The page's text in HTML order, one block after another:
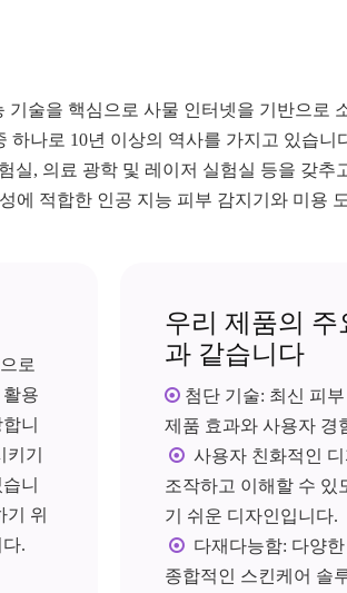
기술을 핵심으로 사물 인터넷을 기반으
하나로 10년 이상의 역사를 가지고 있습
실, 의료 광학 및 레이저 실험실 등을 갖
에 적합한 인공 지능 피부 감지기와 미용
로
용
니
기
니
기 위
.
우리 제품의
과 같습니다
 첨단 기술: 최신 피
제품 효과와 사용자 경
 사용자 친화적인
조작하고 이해할 수 있
기 쉬운 디자인입니다.
 다재다능함: 다양
종합적인 스킨케어 솔